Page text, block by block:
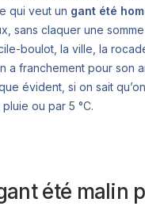
qui veut un gant été
sans claquer une
boulot, la ville, la
a franchement pour son
évident, si on sait
ou par 5 °C.
été malin